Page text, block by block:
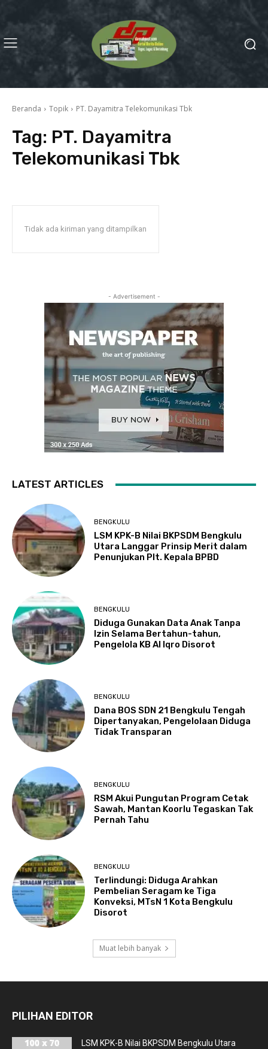
Beranda Topik PT. Dayamitra Telekomunikasi Tbk
Tag: PT. Dayamitra
Telekomunikasi Tbk
Tidak ada kiriman yang ditampilkan
- Advertisement -
LATEST ARTICLES
BENGKULU
LSM KPK-B Nilai BKPSDM Bengkulu
Utara Langgar Prinsip Merit dalam
Penunjukan Plt. Kepala BPBD
BENGKULU
Diduga Gunakan Data Anak Tanpa
Izin Selama Bertahun-tahun,
Pengelola KB Al Iqro Disorot
BENGKULU
Dana BOS SDN 21 Bengkulu Tengah
Dipertanyakan, Pengelolaan Diduga
Tidak Transparan
BENGKULU
RSM Akui Pungutan Program Cetak
Sawah, Mantan Koorlu Tegaskan Tak
Pernah Tahu
BENGKULU
Terlindungi: Diduga Arahkan
Pembelian Seragam ke Tiga
Konveksi, MTsN 1 Kota Bengkulu
Disorot
Muat lebih banyak
PILIHAN EDITOR
LSM KPK-B Nilai BKPSDM Bengkulu Utara